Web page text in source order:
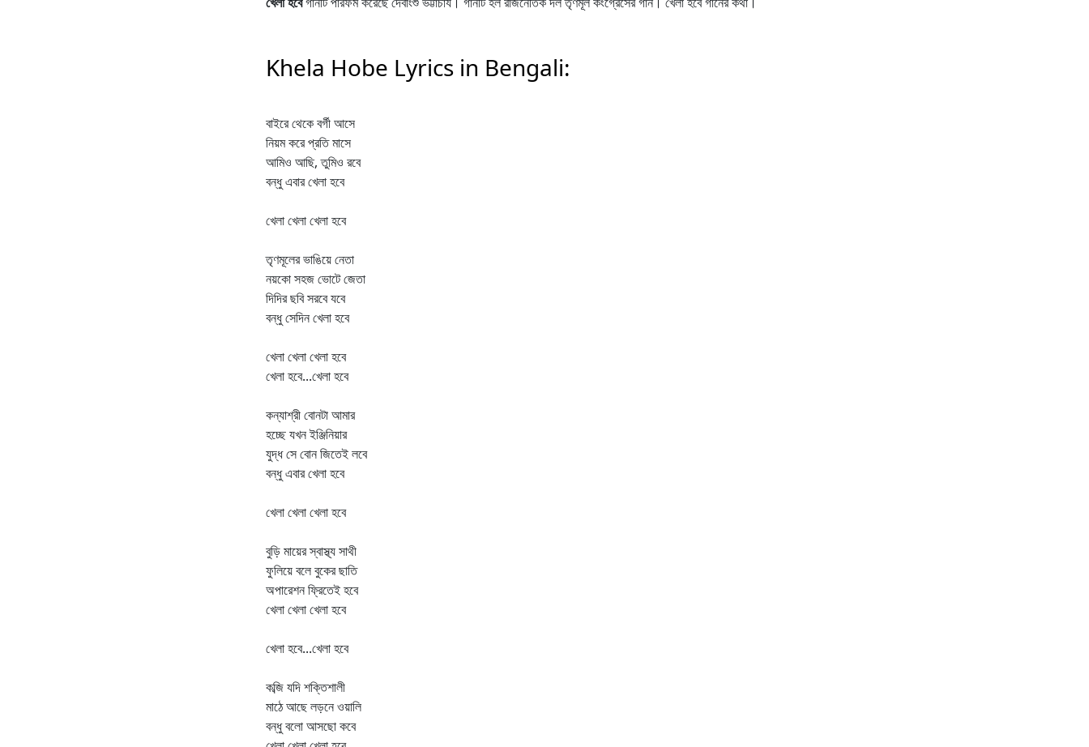
Khela Hobe Lyrics in Bengali:
বাইরে থেকে বর্গী আসে
নিয়ম করে প্রতি মাসে
আমিও আছি, তুমিও রবে
বন্ধু এবার খেলা হবে
খেলা খেলা খেলা হবে
তৃণমূলের ভাঙিয়ে নেতা
নয়কো সহজ ভোটে জেতা
দিদির ছবি সরবে যবে
বন্ধু সেদিন খেলা হবে
খেলা খেলা খেলা হবে
খেলা হবে...খেলা হবে
কন্যাশ্রী বোনটা আমার
হচ্ছে যখন ইঞ্জিনিয়ার
যুদ্ধ সে বোন জিতেই লবে
বন্ধু এবার খেলা হবে
খেলা খেলা খেলা হবে
বুড়ি মায়ের স্বাস্থ্য সাথী
ফুলিয়ে বলে বুকের ছাতি
অপারেশন ফ্রিতেই হবে
খেলা খেলা খেলা হবে
খেলা হবে...খেলা হবে
কব্জি যদি শক্তিশালী
মাঠে আছে লড়নে ওয়ালি
বন্ধু বলো আসছো কবে